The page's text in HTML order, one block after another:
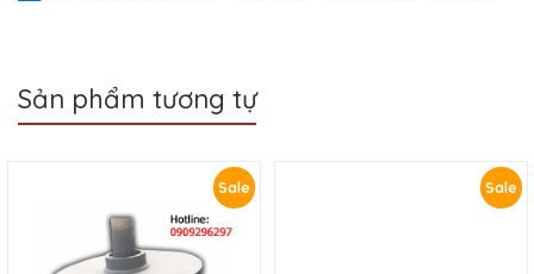
Sản phẩm tương tự
Sale Sale